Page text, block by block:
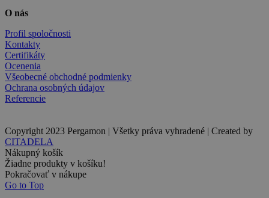
O nás
Profil spoločnosti
Kontakty
Certifikáty
Ocenenia
Všeobecné obchodné podmienky
Ochrana osobných údajov
Referencie
Copyright 2023 Pergamon | Všetky práva vyhradené | Created by
CITADELA
Nákupný košík
Žiadne produkty v košíku!
Pokračovať v nákupe
Go to Top